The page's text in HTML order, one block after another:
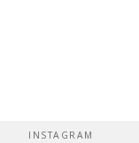
INSTAGRAM